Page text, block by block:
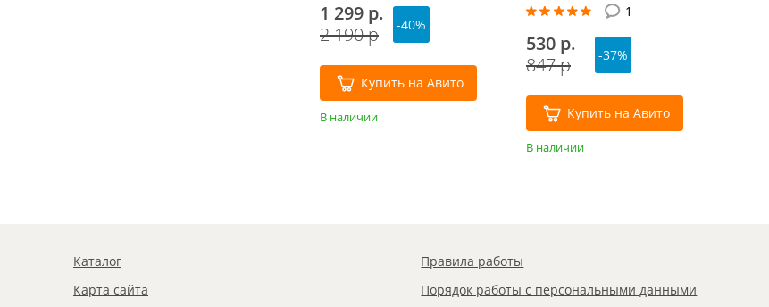
1 299 р.
2 190 р
-40%
Купить на Авито
В наличии
1
530 р.
847 р
-37%
Купить на Авито
В наличии
Каталог
Карта сайта
Правила работы
Порядок работы с персональными данными